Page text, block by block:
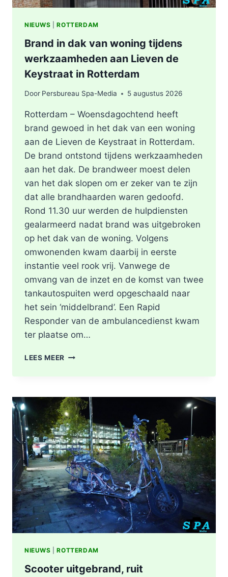
NIEUWS |ROTTERDAM
Brand in dak van woning tijdens
werkzaamheden aan Lieven de
Keystraat in Rotterdam
Door Persbureau Spa-Media 5 augustus 2026
Rotterdam – Woensdagochtend heeft
brand gewoed in het dak van een woning
aan de Lieven de Keystraat in Rotterdam.
De brand ontstond tijdens werkzaamheden
aan het dak. De brandweer moest delen
van het dak slopen om er zeker van te zijn
dat alle brandhaarden waren gedoofd.
Rond 11.30 uur werden de hulpdiensten
gealarmeerd nadat brand was uitgebroken
op het dak van de woning. Volgens
omwonenden kwam daarbij in eerste
instantie veel rook vrij. Vanwege de
omvang van de inzet en de komst van twee
tankautospuiten werd opgeschaald naar
het sein ‘middelbrand’. Een Rapid
Responder van de ambulancedienst kwam
ter plaatse om…
LEES MEER BRAND
WONING
TIJDENS
WERKZAAMHEDEN
AAN
LIEVEN
DE
KEYSTRAAT
IN
ROTTERDAM
NIEUWS |ROTTERDAM
Scooter uitgebrand, ruit